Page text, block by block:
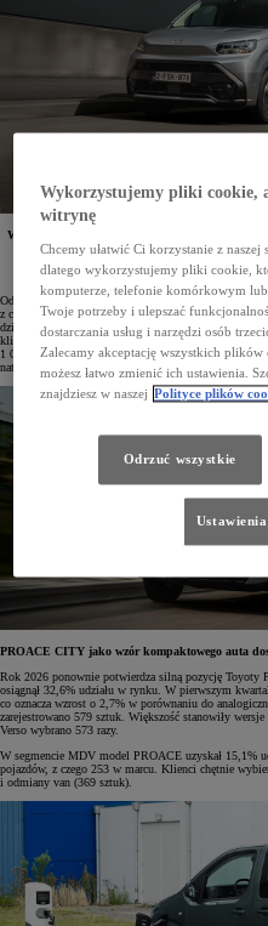
W pierwszym kwartale 2026 roku zarejestrowano
Toyota Professional. W pierwszej dziesiątce
CDV. Toyota osiągnęła również
Od stycznia do marca klienci zarejestrowali 3689
z czego 1251 przypadło tylko na marzec. Po
dziesiątce najczęściej wybieranych aut w segmencie
klientów wszechstronnymi dostawczakami z
1 000 000 km. Drugie miejsce w zestawieniu zajął
natomiast na dziesiątej pozycji uplasował się
PROACE CITY jako wzór kompaktowego auta
Rok 2026 ponownie potwierdza silną pozycję
osiągnął 32,6% udziału w rynku. W pierwszym
co oznacza wzrost o 2,7% w porównaniu do
zarejestrowano 579 sztuk. Większość stanowiły
Verso wybrano 573 razy.
W segmencie MDV model PROACE uzyskał 15,1%
pojazdów, z czego 253 w marcu. Klienci chętnie
i odmiany van (369 sztuk).
Wykorzystujemy pliki cookie,
witrynę
Chcemy ułatwić Ci korzystanie z naszej
dlatego wykorzystujemy pliki cookie,
komputerze, telefonie komórkowym
Twoje potrzeby i ulepszać
dostarczania usług i narzędzi osób
Zalecamy akceptację wszystkich
możesz łatwo zmienić ich ustawienia.
znajdziesz w naszej Polityce plików
Odrzuć wszystkie